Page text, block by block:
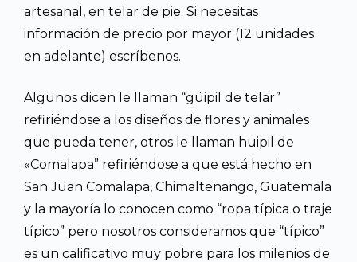
artesanal, en telar de pie. Si necesitas
información de precio por mayor (12 unidades
en adelante) escríbenos.
Algunos dicen le llaman “güipil de telar”
refiriéndose a los diseños de flores y animales
que pueda tener, otros le llaman huipil de
«Comalapa” refiriéndose a que está hecho en
San Juan Comalapa, Chimaltenango, Guatemala
y la mayoría lo conocen como “ropa típica o traje
típico” pero nosotros consideramos que “típico”
es un calificativo muy pobre para los milenios de